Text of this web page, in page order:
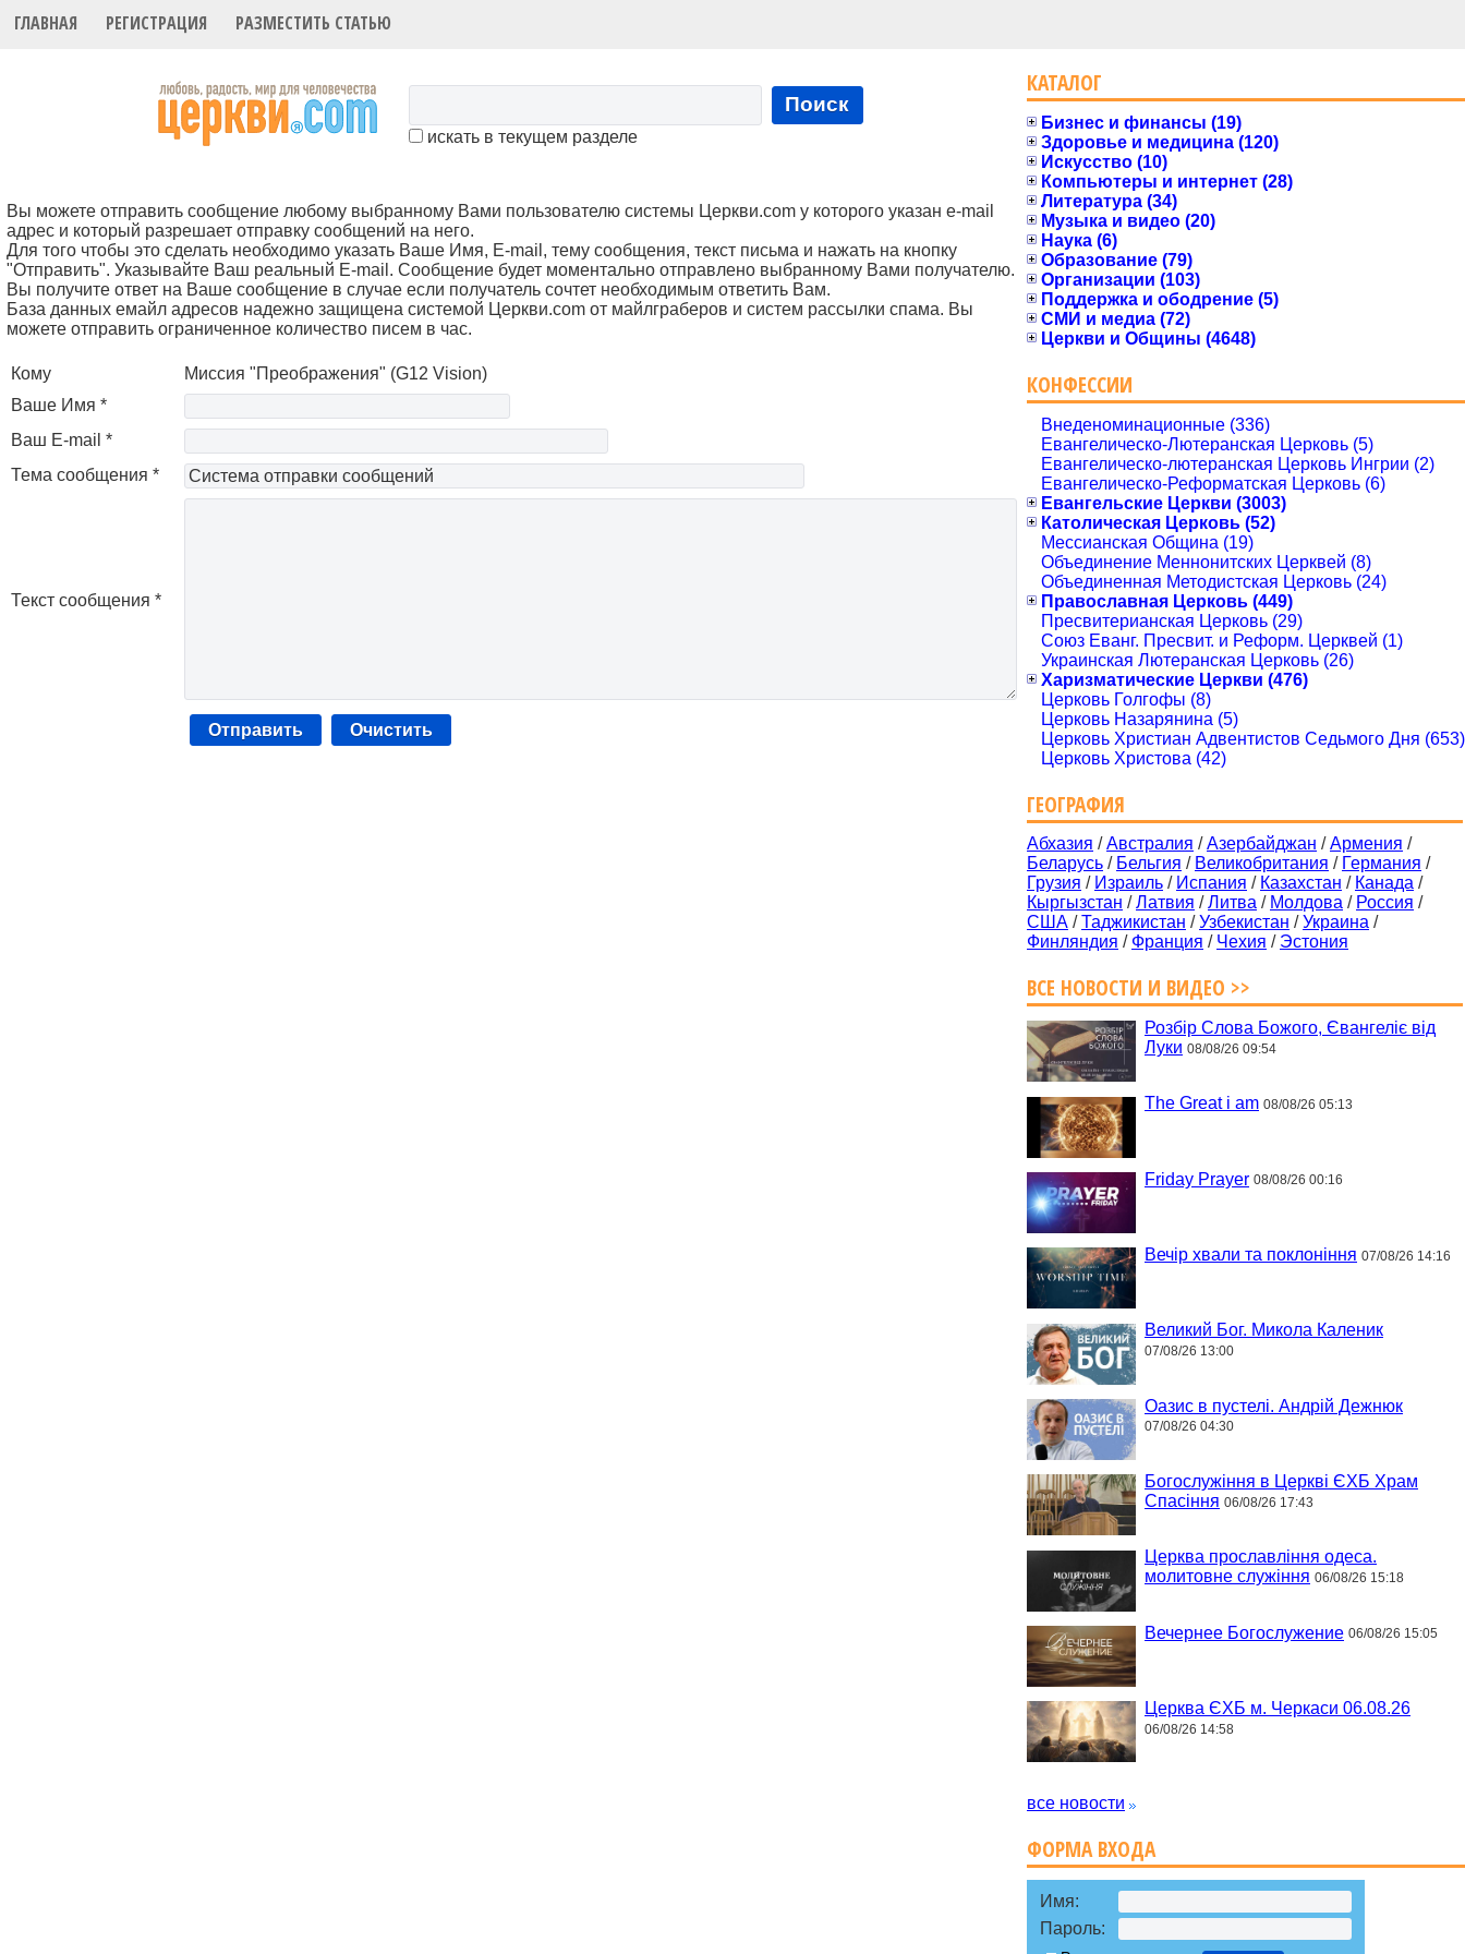
ГЛАВНАЯ РЕГИСТРАЦИЯ РАЗМЕСТИТЬ СТАТЬЮ
Поиск
искать в текущем разделе
Вы можете отправить сообщение любому выбранному Вами пользователю системы Церкви.com у которого указан e-mail
адрес и который разрешает отправку сообщений на него.
Для того чтобы это cделать необходимо указать Ваше Имя, Е-mail, тему сообщения, текст письма и нажать на кнопку
"Отправить". Указывайте Ваш реальный E-mail. Сообщение будет моментально отправлено выбранному Вами получателю.
Вы получите ответ на Ваше сообщение в случае если получатель сочтет необходимым ответить Вам.
База данных емайл адресов надежно защищена системой Церкви.com от майлграберов и систем рассылки спама. Вы
можете отправить ограниченное количество писем в час.
Кому
Миссия "Преображения" (G12 Vision)
Ваше Имя *
Ваш E-mail *
Тема сообщения *
Текст сообщения *
КАТАЛОГ
Бизнес и финансы (19)
Здоровье и медицина (120)
Искусство (10)
Компьютеры и интернет (28)
Литература (34)
Музыка и видео (20)
Наука (6)
Образование (79)
Организации (103)
Поддержка и ободрение (5)
СМИ и медиа (72)
Церкви и Общины (4648)
КОНФЕССИИ
Внеденоминационные (336)
Евангелическо-Лютеранская Церковь (5)
Евангелическо-лютеранская Церковь Ингрии (2)
Евангелическо-Реформатская Церковь (6)
Евангельские Церкви (3003)
Католическая Церковь (52)
Мессианская Община (19)
Объединение Меннонитских Церквей (8)
Объединенная Методистская Церковь (24)
Православная Церковь (449)
Пресвитерианская Церковь (29)
Союз Еванг. Пресвит. и Реформ. Церквей (1)
Украинская Лютеранская Церковь (26)
Харизматические Церкви (476)
Церковь Голгофы (8)
Церковь Назарянина (5)
Церковь Христиан Адвентистов Седьмого Дня (653)
Церковь Христова (42)
ГЕОГРАФИЯ
Абхазия /Австралия /Азербайджан /Армения /
Беларусь / Бельгия / Великобритания / Германия /
Грузия / Израиль / Испания / Казахстан / Канада /
Кыргызстан /Латвия /Литва / Молдова / Россия /
США /Таджикистан /Узбекистан /Украина /
Финляндия / Франция / Чехия / Эстония
ВСЕ НОВОСТИ И ВИДЕО >>
Розбір Слова Божого, Євангеліє від
Луки 08/08/26 09:54
The Great i am 08/08/26 05:13
Friday Prayer 08/08/26 00:16
Вечір хвали та поклоніння 07/08/26 14:16
Великий Бог. Микола Каленик
07/08/26 13:00
Оазис в пустелі. Андрій Дежнюк
07/08/26 04:30
Богослужіння в Церкві ЄХБ Храм
Спасіння 06/08/26 17:43
Церква прославління одеса.
молитовне служіння 06/08/26 15:18
Вечернее Богослужение 06/08/26 15:05
Церква ЄХБ м. Черкаси 06.08.26
06/08/26 14:58
все новости
ФОРМА ВХОДА
Имя:
Пароль: